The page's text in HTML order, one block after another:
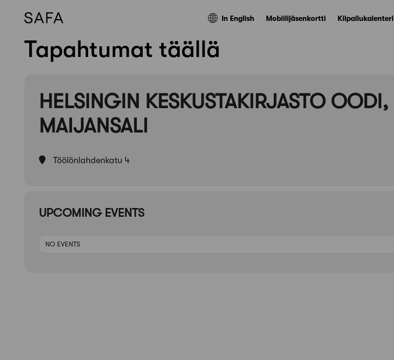
In English Mobiilijäsenkortti Kilpailukalenteri
Tapahtumat täällä
HELSINGIN KESKUSTAKIRJASTO OODI,
MAIJANSALI
Töölönlahdenkatu 4
UPCOMING EVENTS
NO EVENTS